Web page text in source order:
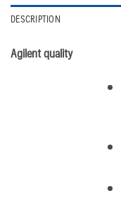
DESCRIPTION
Agilent quality